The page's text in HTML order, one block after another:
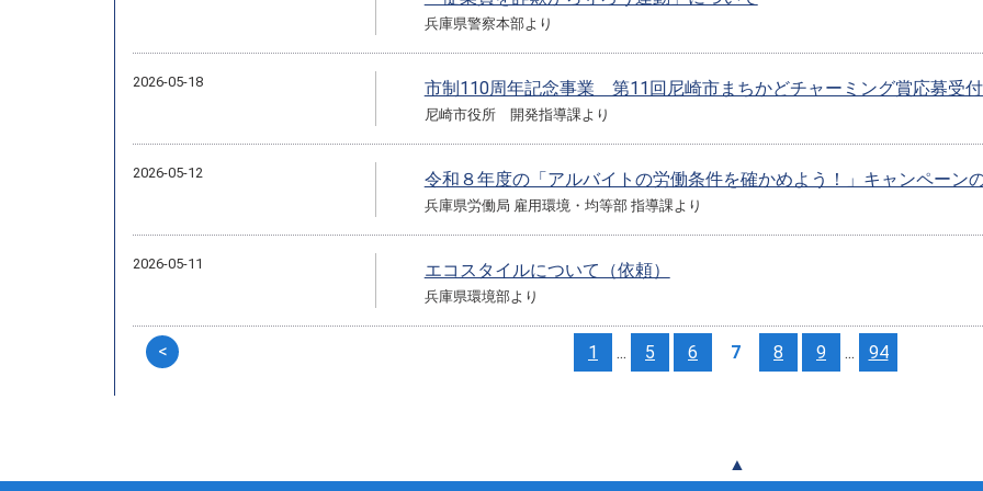
兵庫県警察本部より
2026-05-18 市制110周年記念事業 第11回尼崎市まちかどチャーミング賞応募受付
尼崎市役所 開発指導課より
2026-05-12 令和８年度の「アルバイトの労働条件を確かめよう！」キャンペーン
兵庫県労働局 雇用環境・均等部 指導課より
2026-05-11 エコスタイルについて（依頼）
兵庫県環境部より
< 1 ... 5 6 7 8 9 ... 94
▲